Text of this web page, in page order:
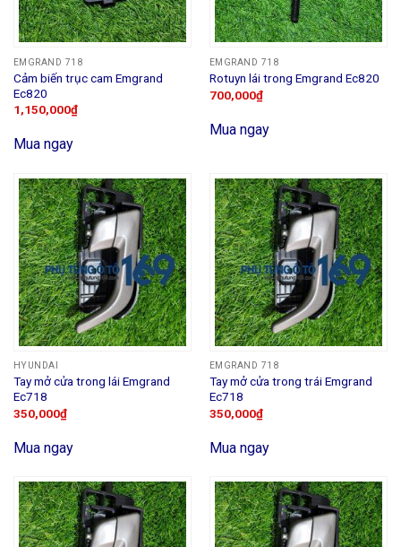
EMGRAND 718
Cảm biến trục cam Emgrand
Ec820
1,150,000₫
Mua ngay
EMGRAND 718
Rotuyn lái trong Emgrand Ec820
700,000₫
Mua ngay
HYUNDAI
Tay mở cửa trong lái Emgrand
Ec718
350,000₫
Mua ngay
EMGRAND 718
Tay mở cửa trong trái Emgrand
Ec718
350,000₫
Mua ngay